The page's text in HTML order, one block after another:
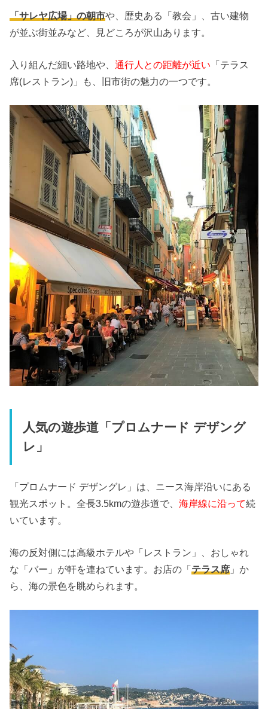
「サレヤ広場」の朝市や、歴史ある「教会」、古い建物
が並ぶ街並みなど、見どころが沢山あります。
入り組んだ細い路地や、通行人との距離が近い 「テラス
席(レストラン)」も、旧市街の魅力の一つです。
人気の遊歩道「プロムナード デザング
レ」
「プロムナード デザングレ」は、ニース海岸沿いにある
観光スポット。全長3. 5kmの遊歩道で、海岸線に沿って続
いています。
海の反対側には高級ホテルや「レストラン」、おしゃれ
な「バー」 が軒を連ねています。お店の「テラス席 」か
ら、海の景色を眺められます。